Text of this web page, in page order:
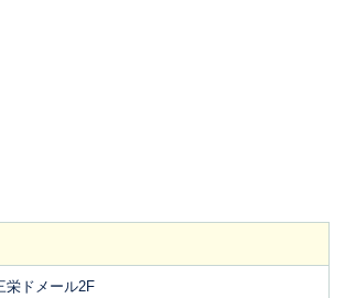
栄ドメール2F